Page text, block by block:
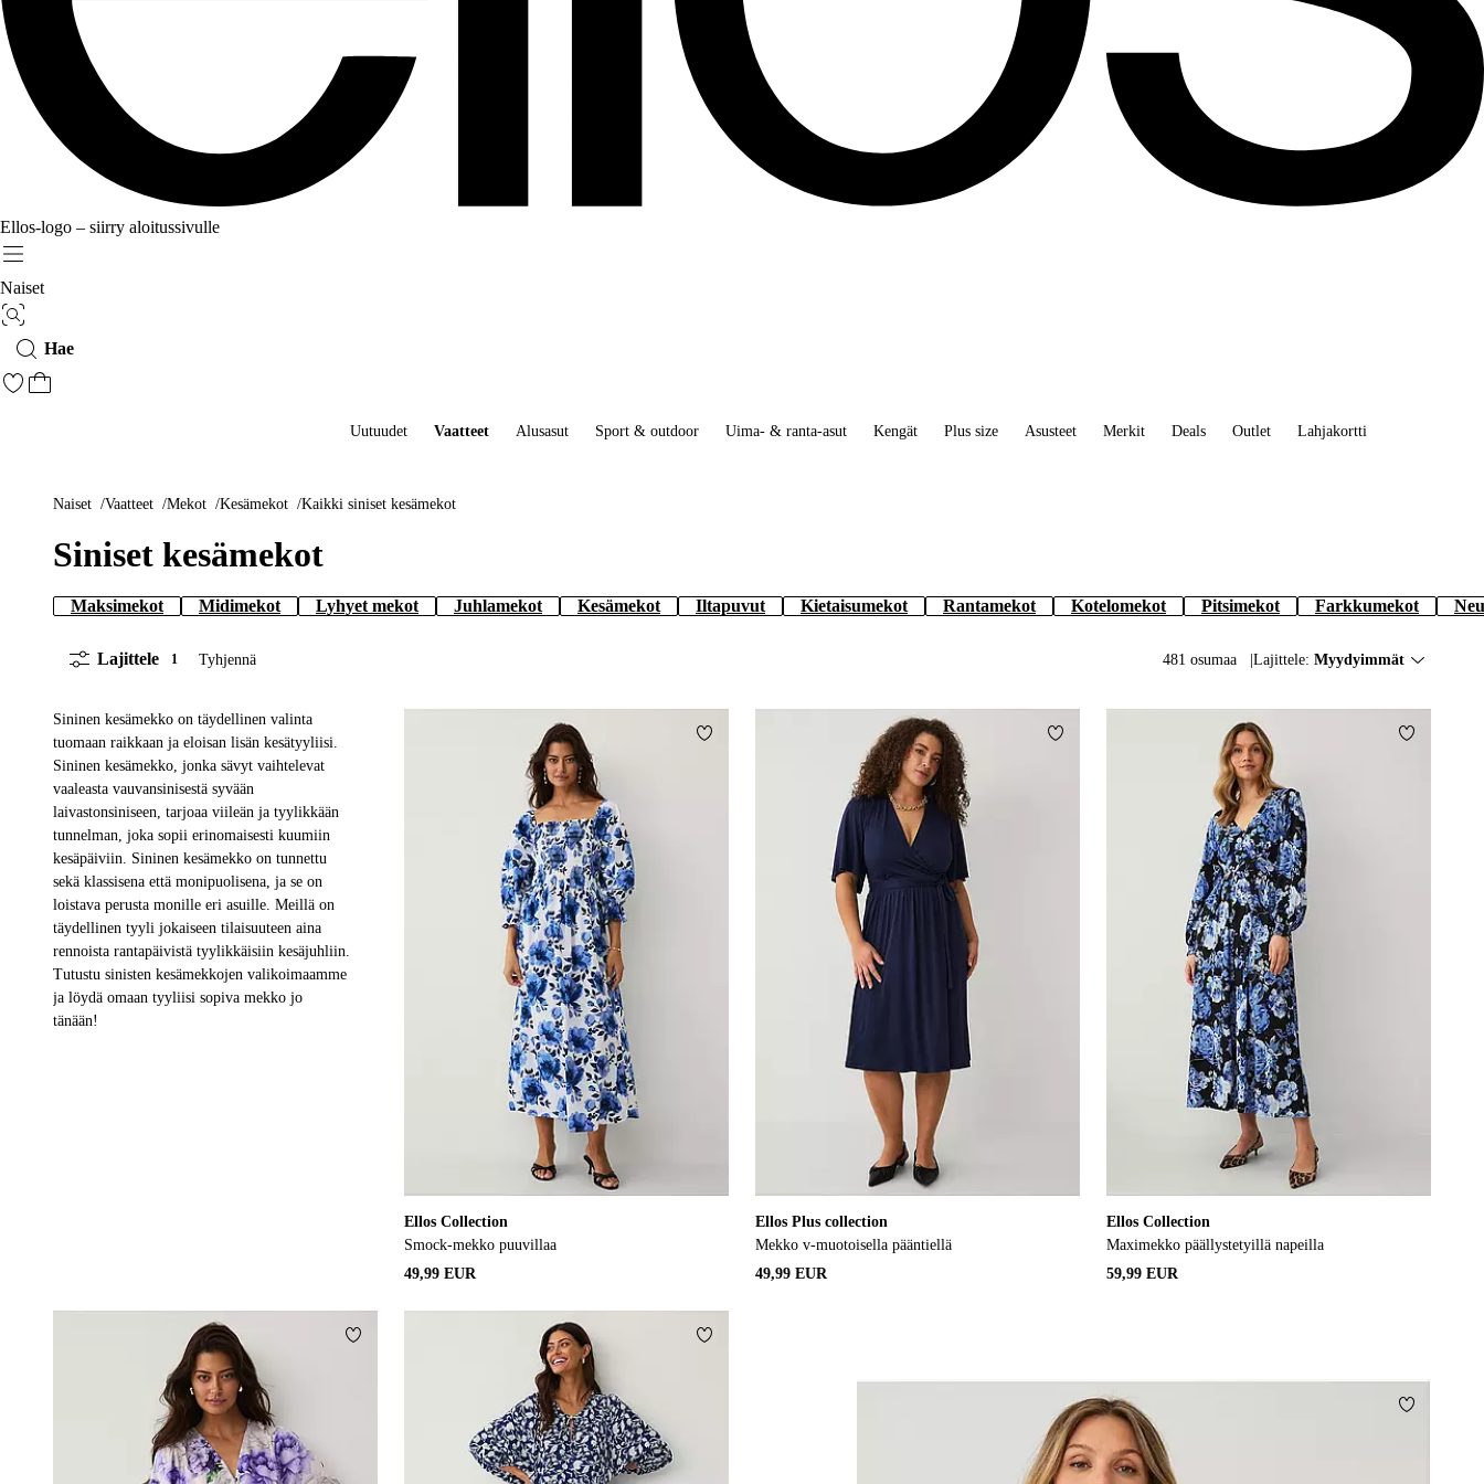
Ellos-logo – siirry aloitussivulle
Menu
Naiset
Kuvahaku
Hae
Siirry merkittyihin suosikkituotteisiin
Siirry ostoskoriin
Uutuudet Vaatteet Alusasut Sport & outdoor Uima- & ranta-asut Kengät Plus size Asusteet Merkit Deals Outlet Lahjakortti
Naiset Vaatteet Mekot Kesämekot Kaikki siniset kesämekot
Siniset kesämekot
Maksimekot Midimekot Lyhyet mekot Juhlamekot Kesämekot Iltapuvut Kietaisumekot Rantamekot Kotelomekot Pitsimekot Farkkumekot
481 osumaa Lajittele: Myydyimmät
Lajittele 1 Tyhjennä
Sininen kesämekko on täydellinen valinta
tuomaan raikkaan ja eloisan lisän kesätyyliisi.
Sininen kesämekko, jonka sävyt vaihtelevat
vaaleasta vauvansinisestä syvään
laivastonsiniseen, tarjoaa viileän ja tyylikkään
tunnelman, joka sopii erinomaisesti kuumiin
kesäpäiviin. Sininen kesämekko on tunnettu
sekä klassisena että monipuolisena, ja se on
loistava perusta monille eri asuille. Meillä on
täydellinen tyyli jokaiseen tilaisuuteen aina
rennoista rantapäivistä tyylikkäisiin kesäjuhliin.
Tutustu sinisten kesämekkojen valikoimaamme
ja löydä omaan tyyliisi sopiva mekko jo
tänään!
Lisää
Ellos Collection
Smock-mekko puuvillaa
49,99 EUR
Lisää suosikkeihin
Ellos Plus collection
Mekko v-muotoisella pääntiellä
49,99 EUR
Lisää suosikkeihin
4XL
Ellos Collection
Maximekko päällystetyillä napeilla
59,99 EUR
Lisää
Lisää suosikkeihin Lisää suosikkeihin